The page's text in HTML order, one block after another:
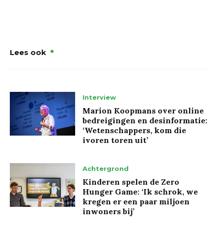
Lees ook
Interview
Marion Koopmans over online
bedreigingen en desinformatie:
‘Wetenschappers, kom die
ivoren toren uit’
Achtergrond
Kinderen spelen de Zero
Hunger Game: ‘Ik schrok, we
kregen er een paar miljoen
inwoners bij’